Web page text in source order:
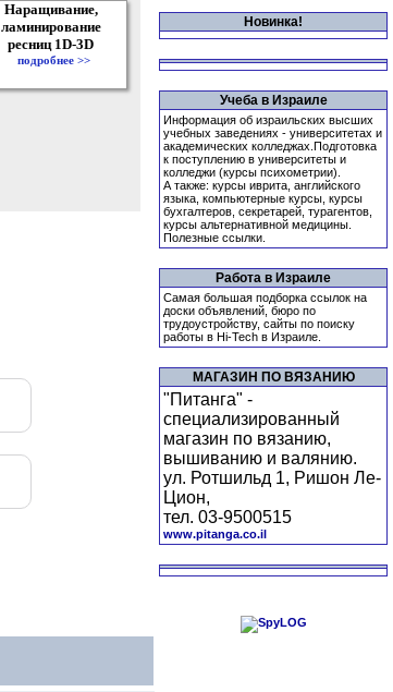
Наращивание,
ламинирование
ресниц 1D-3D
подробнее >>
Новинка!
Учеба в Израиле
Информация об израильских высших
учебных заведениях - университетах и
академических колледжах.Подготовка
к поступлению в университеты и
колледжи (курсы психометрии).
А также: курсы иврита, английского
языка, компьютерные курсы, курсы
бухгалтеров, секретарей, турагентов,
курсы альтернативной медицины.
Полезные ссылки.
Работа в Израиле
Самая большая подборка ссылок на
доски объявлений, бюро по
трудоустройству, сайты по поиску
работы в Hi-Tech в Израиле.
МАГАЗИН ПО ВЯЗАНИЮ
"Питанга" -
специализированный
магазин по вязанию,
вышиванию и валянию.
ул. Ротшильд 1, Ришон Ле-
Цион,
тел. 03-9500515
www.pitanga.co.il